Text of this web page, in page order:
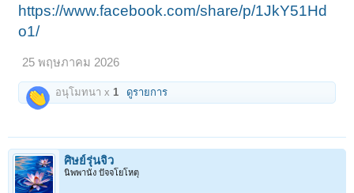
https://www.facebook.com/share/p/1JkY51Hd
o1/
25 พฤษภาคม 2026
อนุโมทนา x1 ดูรายการ
ศิษย์รุ่นจิ๋ว
นิพพานัง ปัจจโยโหตุ